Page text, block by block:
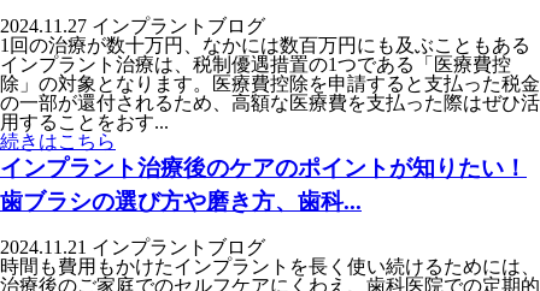
2024.11.27 インプラント ブログ
1回の治療が数十万円、なかには数百万円にも及ぶこともある
インプラント治療は、税制優遇措置の1つである「医療費控
除」の対象となります。医療費控除を申請すると支払った税金
の一部が還付されるため、高額な医療費を支払った際はぜひ活
用することをおす...
続きはこちら
インプラント治療後のケアのポイントが知りたい！
歯ブラシの選び方や磨き方、歯科...
2024.11.21 インプラント ブログ
時間も費用もかけたインプラントを長く使い続けるためには、
治療後のご家庭でのセルフケアにくわえ、歯科医院での定期的